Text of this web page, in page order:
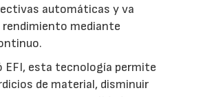
automáticas y va
rendimiento mediante
EFI, esta tecnología permite
de material, disminuir